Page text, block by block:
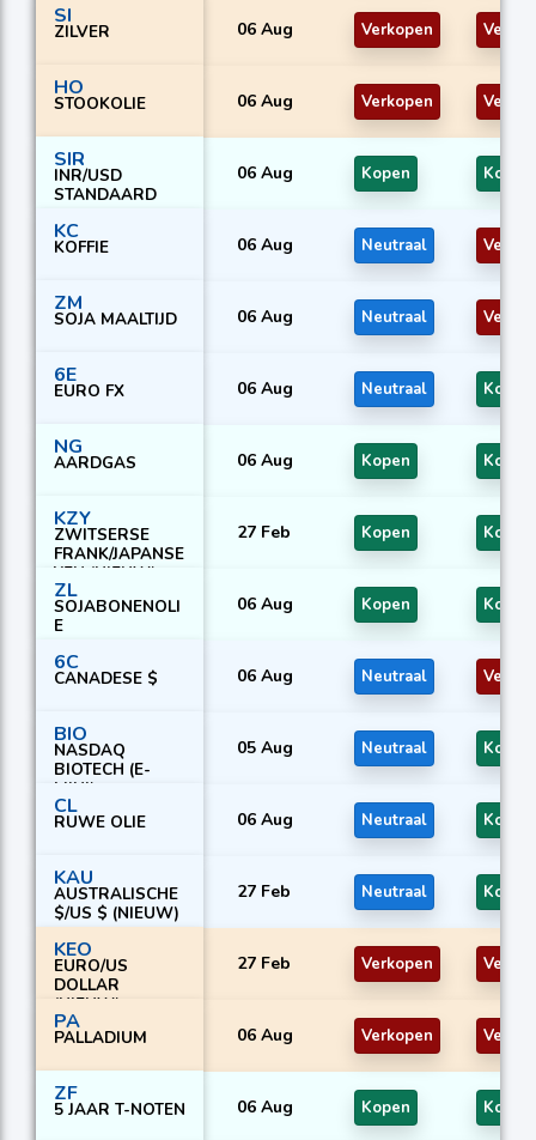
SI
ZILVER 06 Aug Verkopen
HO
STOOKOLIE 06 Aug Verkopen
SIR
INR/USD
STANDAARD
06 Aug Kopen Kopen
KC
KOFFIE 06 Aug Neutraal
ZM
SOJA MAALTIJD 06 Aug Neutraal
6E
EURO FX 06 Aug Neutraal Kopen
NG
AARDGAS 06 Aug Kopen Kopen
KZY
ZWITSERSE
FRANK/JAPANSE
YEN (NIEUW)
27 Feb Kopen Kopen
ZL
SOJABONENOLI
E
06 Aug Kopen Kopen
6C
CANADESE $ 06 Aug Neutraal
BIO
NASDAQ
BIOTECH (E-
MINI)
05 Aug Neutraal Kopen
CL
RUWE OLIE 06 Aug Neutraal Kopen
KAU
AUSTRALISCHE
$/US $ (NIEUW)
27 Feb Neutraal Kopen
KEO
EURO/US
DOLLAR
(NIEUW)
27 Feb Verkopen
PA
PALLADIUM 06 Aug Verkopen
ZF
5 JAAR T-NOTEN 06 Aug Kopen Kopen